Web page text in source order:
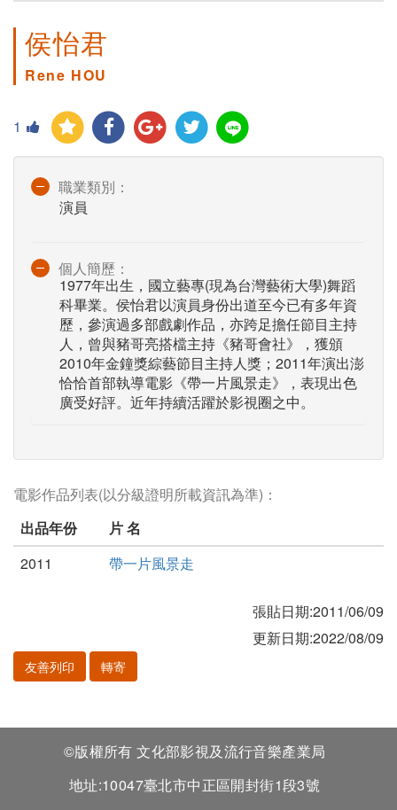
侯怡君
Rene HOU
1
職業類別：
演員
個人簡歷：
1977年出生，國立藝專(現為台灣藝術大學)舞蹈
科畢業。侯怡君以演員身份出道至今已有多年資
歷，參演過多部戲劇作品，亦跨足擔任節目主持
人，曾與豬哥亮搭檔主持《豬哥會社》，獲頒
2010年金鐘獎綜藝節目主持人獎；2011年演出澎
恰恰首部執導電影《帶一片風景走》，表現出色
廣受好評。近年持續活躍於影視圈之中。
電影作品列表(以分級證明所載資訊為準)：
出品年份
片 名
2011
帶一片風景走
張貼日期:2011/06/09
更新日期:2022/08/09
友善列印 轉寄
©版權所有 文化部影視及流行音樂產業局
地址:10047臺北市中正區開封街1段3號